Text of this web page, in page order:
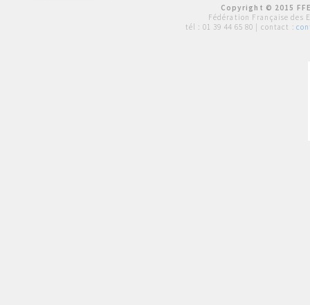
Copyright © 2015
Fédération Française des
tél : 01 39 44 65 80 | contact :